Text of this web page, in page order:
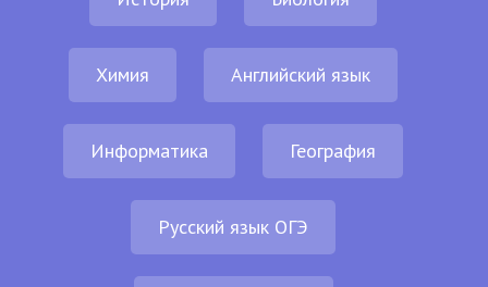
Химия Английский язык
Информатика География
Русский язык ОГЭ